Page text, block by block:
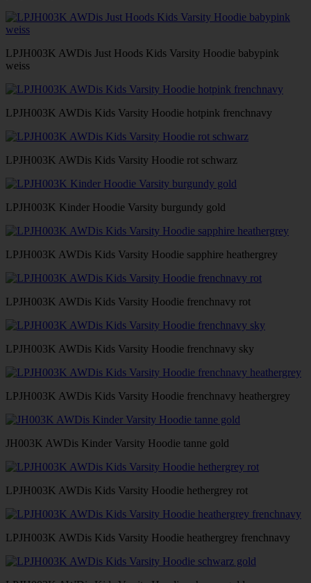
LPJH003K AWDis Just Hoods Kids Varsity Hoodie babypink
weiss
LPJH003K AWDis Kids Varsity Hoodie hotpink frenchnavy
LPJH003K AWDis Kids Varsity Hoodie rot schwarz
LPJH003K Kinder Hoodie Varsity burgundy gold
LPJH003K AWDis Kids Varsity Hoodie sapphire heathergrey
LPJH003K AWDis Kids Varsity Hoodie frenchnavy rot
LPJH003K AWDis Kids Varsity Hoodie frenchnavy sky
LPJH003K AWDis Kids Varsity Hoodie frenchnavy heathergrey
JH003K AWDis Kinder Varsity Hoodie tanne gold
LPJH003K AWDis Kids Varsity Hoodie hethergrey rot
LPJH003K AWDis Kids Varsity Hoodie heathergrey frenchnavy